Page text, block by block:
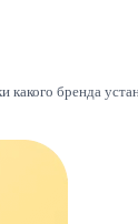
какого бренда